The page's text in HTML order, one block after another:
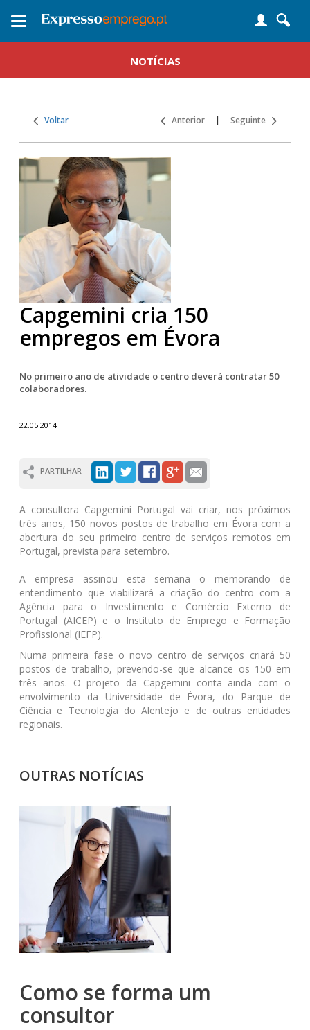
Toggle
NOTÍCIAS
Voltar Anterior | Seguinte
Capgemini cria 150
empregos em Évora
No primeiro ano de atividade o centro deverá contratar 50
colaboradores.
22.05.2014
PARTILHAR
A consultora Capgemini Portugal vai criar, nos próximos
três anos, 150 novos postos de trabalho em Évora com a
abertura do seu primeiro centro de serviços remotos em
Portugal, prevista para setembro.
A empresa assinou esta semana o memorando de
entendimento que viabilizará a criação do centro com a
Agência para o Investimento e Comércio Externo de
Portugal (AICEP) e o Instituto de Emprego e Formação
Profissional (IEFP).
Numa primeira fase o novo centro de serviços criará 50
postos de trabalho, prevendo-se que alcance os 150 em
três anos. O projeto da Capgemini conta ainda com o
envolvimento da Universidade de Évora, do Parque de
Ciência e Tecnologia do Alentejo e de outras entidades
regionais.
OUTRAS NOTÍCIAS
Como se forma um
consultor